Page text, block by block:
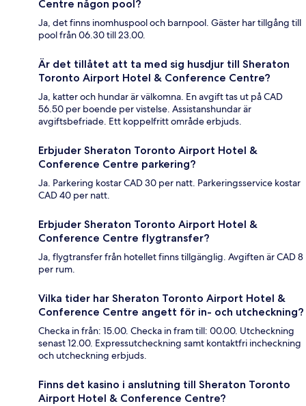
Centre någon pool?
Ja, det finns inomhuspool och barnpool. Gäster har tillgång till
pool från 06.30 till 23.00.
Är det tillåtet att ta med sig husdjur till Sheraton
Toronto Airport Hotel & Conference Centre?
Ja, katter och hundar är välkomna. En avgift tas ut på CAD
56.50 per boende per vistelse. Assistanshundar är
avgiftsbefriade. Ett koppelfritt område erbjuds.
Erbjuder Sheraton Toronto Airport Hotel &
Conference Centre parkering?
Ja. Parkering kostar CAD 30 per natt. Parkeringsservice kostar
CAD 40 per natt.
Erbjuder Sheraton Toronto Airport Hotel &
Conference Centre flygtransfer?
Ja, flygtransfer från hotellet finns tillgänglig. Avgiften är CAD 8
per rum.
Vilka tider har Sheraton Toronto Airport Hotel &
Conference Centre angett för in- och utcheckning?
Checka in från: 15.00. Checka in fram till: 00.00. Utcheckning
senast 12.00. Expressutcheckning samt kontaktfri incheckning
och utcheckning erbjuds.
Finns det kasino i anslutning till Sheraton Toronto
Airport Hotel & Conference Centre?